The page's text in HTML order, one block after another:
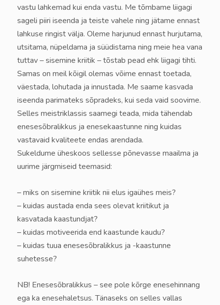
vastu lahkemad kui enda vastu. Me tõmbame liigagi
sageli piiri iseenda ja teiste vahele ning jätame ennast
lahkuse ringist välja. Oleme harjunud ennast hurjutama,
utsitama, nüpeldama ja süüdistama ning meie hea vana
tuttav – sisemine kriitik – tõstab pead ehk liigagi tihti.
Samas on meil kõigil olemas võime ennast toetada,
väestada, lohutada ja innustada. Me saame kasvada
iseenda parimateks sõpradeks, kui seda vaid soovime.
Selles meistriklassis saamegi teada, mida tähendab
enesesõbralikkus ja enesekaastunne ning kuidas
vastavaid kvaliteete endas arendada.
Sukeldume üheskoos sellesse põnevasse maailma ja
uurime järgmiseid teemasid:
– miks on sisemine kriitik nii elus igaühes meis?
– kuidas austada enda sees olevat kriitikut ja
kasvatada kaastundjat?
– kuidas motiveerida end kaastunde kaudu?
– kuidas tuua enesesõbralikkus ja -kaastunne
suhetesse?
NB! Enesesõbralikkus – see pole kõrge enesehinnang
ega ka enesehaletsus. Tänaseks on selles vallas